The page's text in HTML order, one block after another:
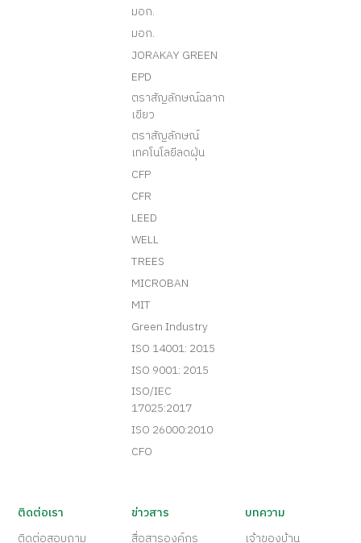
มอก.
มอก.
JORAKAY GREEN
EPD
ตราสัญลักษณ์ฉลาก
เขียว
ตราสัญลักษณ์
เทคโนโลยีลดฝุ่น
CFP
CFR
LEED
WELL
TREES
MICROBAN
MIT
Green Industry
ISO 14001: 2015
ISO 9001: 2015
ISO/IEC
17025:2017
ISO 26000:2010
CFO
ติดต่อเรา
ติดต่อสอบถาม
ข่าวสาร
สื่อสารองค์กร
บทความ
เจ้าของบ้าน